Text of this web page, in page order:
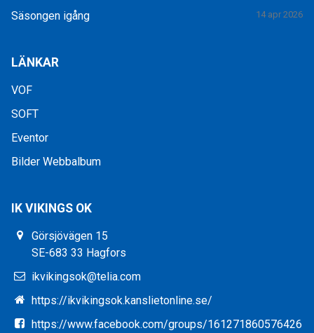
Säsongen igång 14 apr 2026
LÄNKAR
VOF
SOFT
Eventor
Bilder Webbalbum
IK VIKINGS OK
Görsjövägen 15
SE-683 33 Hagfors
ikvikingsok@telia.com
https://ikvikingsok.kanslietonline.se/
https://www.facebook.com/groups/161271860576426